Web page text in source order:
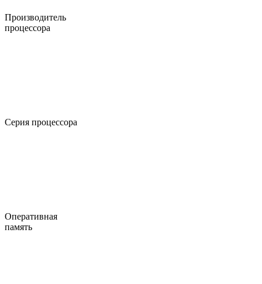
Производитель
процессора
Серия процессора
Оперативная
память